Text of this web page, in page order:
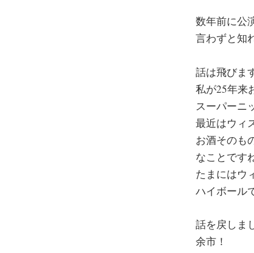
数年前に公
言わずと知
話は飛びま
私が25年来
スーパーニ
最近はウィ
お酒そのも
なことです
たまにはウ
ハイボール
話を戻しま
余市！